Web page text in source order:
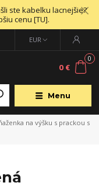
ste kabelku lacnejšie?
cenu [TU].
Menu
EUR
0
0 €
na výšku s prackou s